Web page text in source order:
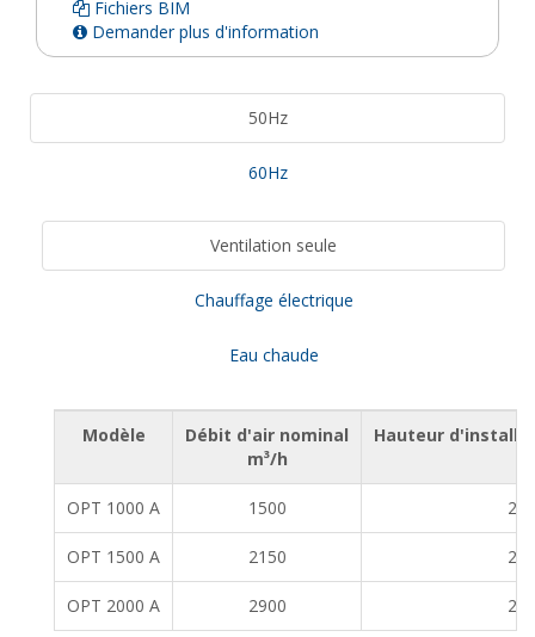
Fichiers BIM
Demander plus d'information
50Hz
60Hz
Ventilation seule
Chauffage électrique
Eau chaude
Modèle
Débit d'air nominal
m³/h
Hauteur
OPT 1000 A 1500
OPT 1500 A 2150
OPT 2000 A 2900